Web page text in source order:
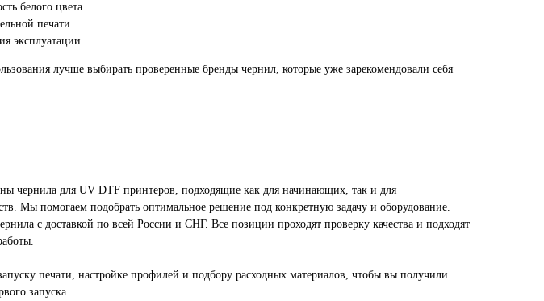
белого цвета
печати
эксплуатации
лучше выбирать проверенные бренды чернил, которые уже зарекомендовали себя
чернила для UV DTF принтеров, подходящие как для начинающих, так и для
Мы помогаем подобрать оптимальное решение под конкретную задачу и оборудование.
с доставкой по всей России и СНГ. Все позиции проходят проверку качества и подходят
печати, настройке профилей и подбору расходных материалов, чтобы вы получили
запуска.